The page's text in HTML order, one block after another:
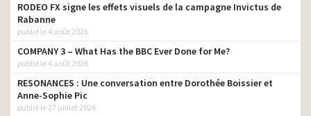
RODEO FX signe les effets visuels de la campagne Invictus de
Rabanne
publié le 4 août 2026
COMPANY 3 – What Has the BBC Ever Done for Me?
publié le 4 août 2026
RESONANCES : Une conversation entre Dorothée Boissier et
Anne-Sophie Pic
publié le 27 juillet 2026